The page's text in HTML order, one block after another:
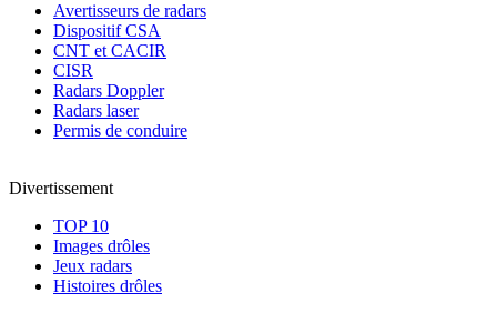
Avertisseurs de radars
Dispositif CSA
CNT et CACIR
CISR
Radars Doppler
Radars laser
Permis de conduire
Divertissement
TOP 10
Images drôles
Jeux radars
Histoires drôles